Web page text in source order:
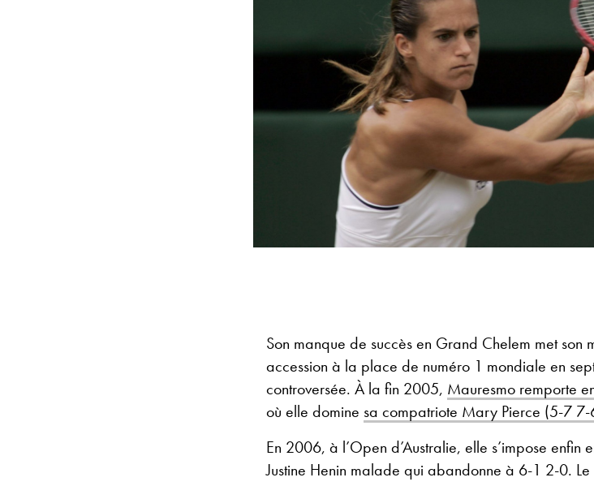
Son manque de succès en Grand Chelem met son
accession à la place de numéro 1 mondiale en
controversée. À la fin 2005, Mauresmo remporte
où elle domine sa compatriote Mary Pierce (5-7
En 2006, à l’Open d’Australie, elle s’impose enfin
Justine Henin malade qui abandonne à 6-1 2-0.